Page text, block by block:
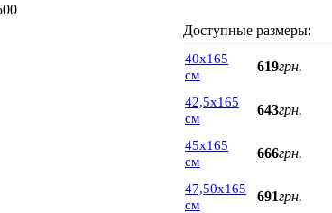
Доступные размеры:
40х165
см
619грн.
42,5х165
см
643грн.
45х165
см
666грн.
47,50х165
см
691грн.